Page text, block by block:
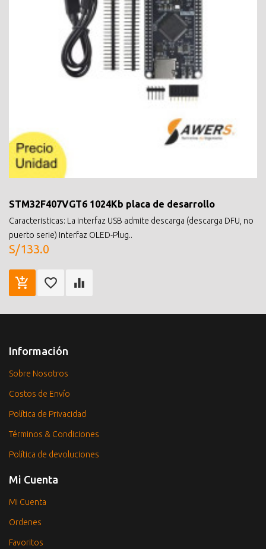
STM32F407VGT6 1024Kb placa de desarrollo
Caracteristicas: La interfaz USB admite descarga (descarga DFU, no
puerto serie) Interfaz OLED-Plug..
S/133.0
Información
Sobre Nosotros
Costos de Envío
Política de Privacidad
Términos & Condiciones
Política de devoluciones
Mi Cuenta
Mi Cuenta
Ordenes
Favoritos